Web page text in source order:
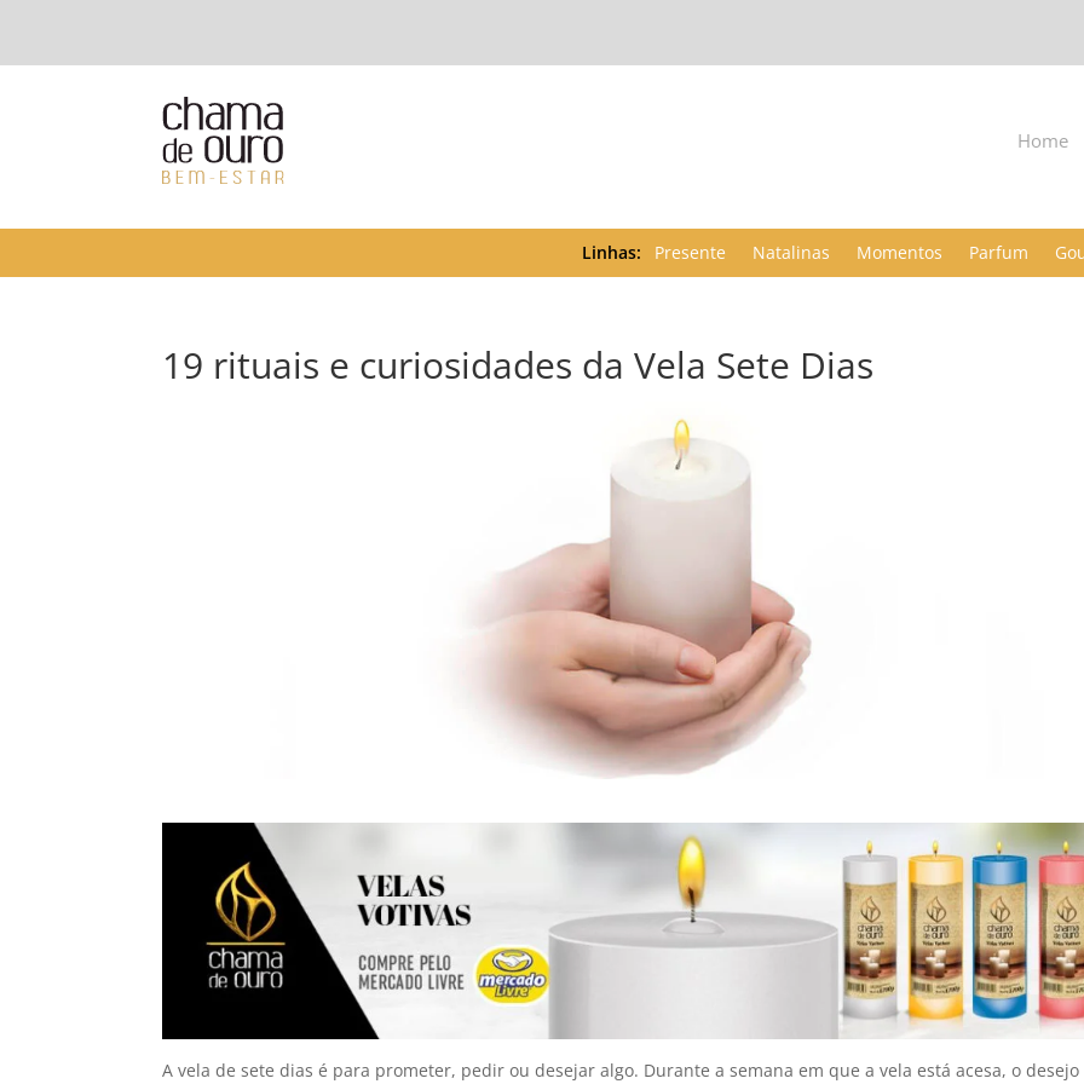
Home
Presente Natalinas Momentos Parfum
19 rituais e curiosidades da Vela Sete Dias
A vela de sete dias é para prometer, pedir ou desejar algo. Durante a semana em que a vela está acesa, o desejo